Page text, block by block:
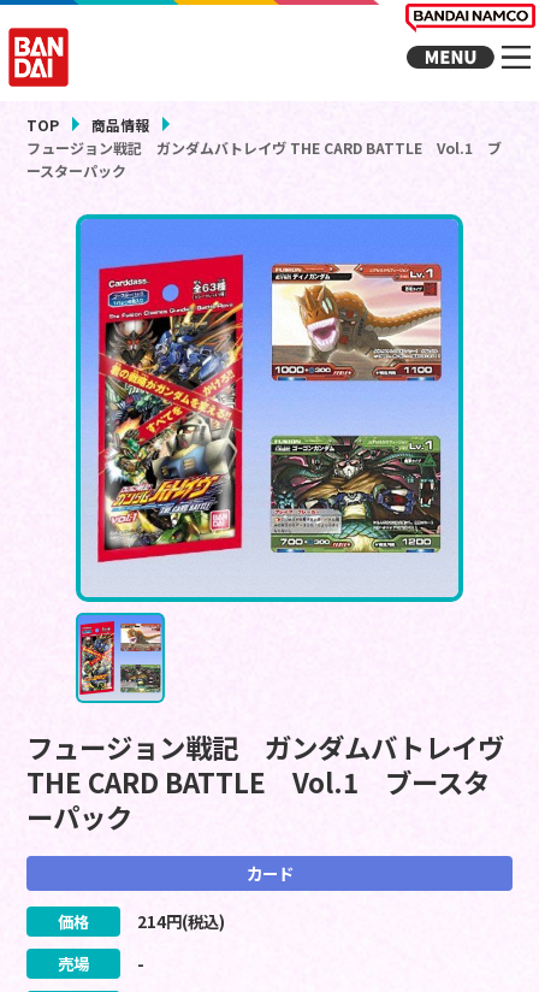
TOP
商品情報
フュージョン戦記 ガンダムバトレイヴ THE CARD BATTLE Vol.1 ブ
ースターパック
フュージョン戦記 ガンダムバトレイヴ
THE CARD BATTLE Vol.1 ブースタ
ーパック
カード
価格 214円(税込)
売場
-